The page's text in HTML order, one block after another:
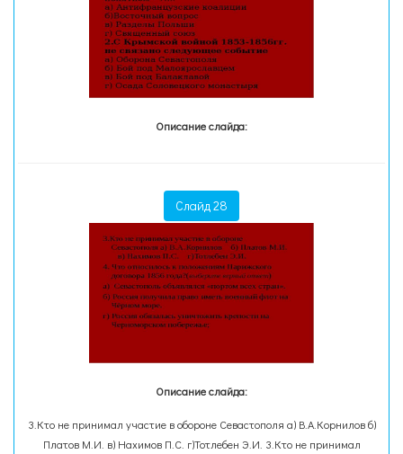
Описание слайда:
Слайд 28
Описание слайда:
3.Кто не принимал участие в обороне Севастополя а) В.А.Корнилов б)
Платов М.И. в) Нахимов П.С. г)Тотлебен Э.И. 3.Кто не принимал